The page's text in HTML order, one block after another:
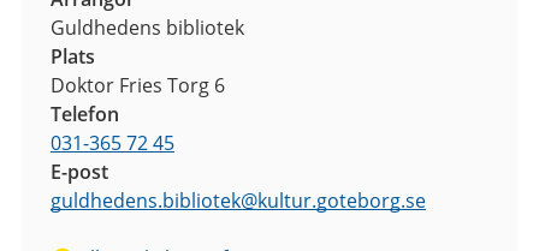
Guldhedens bibliotek
Plats
Doktor Fries Torg 6
Telefon
031-365 72 45
E-post
guldhedens.bibliotek@kultur.goteborg.se